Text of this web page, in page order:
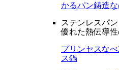
かるパン鋳造
ステンレスパン
優れた熱伝導
プリンセスなべ
ス鍋